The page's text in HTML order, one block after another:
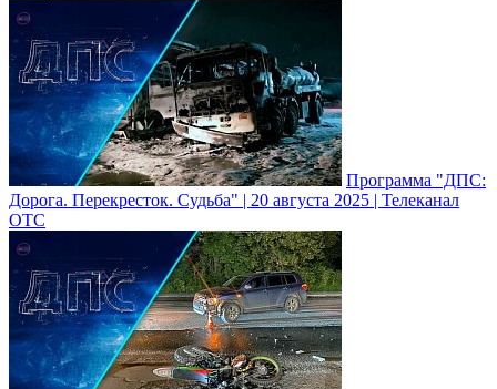
Программа "ДПС:
Дорога. Перекресток. Судьба" | 20 августа 2025 | Телеканал
ОТС